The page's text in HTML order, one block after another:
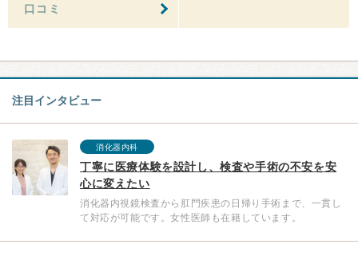
口コミ
注目インタビュー
消化器内科
丁寧に医療体験を設計し、検査や手術の不安を安
心に変えたい
消化器内視鏡検査から肛門疾患の日帰り手術まで、一貫し
て対応が可能です。女性医師も在籍しています。